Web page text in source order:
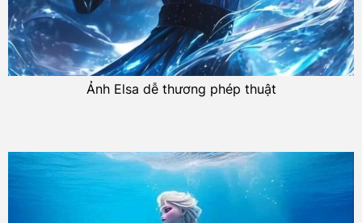
Ảnh Elsa dễ thương phép thuật